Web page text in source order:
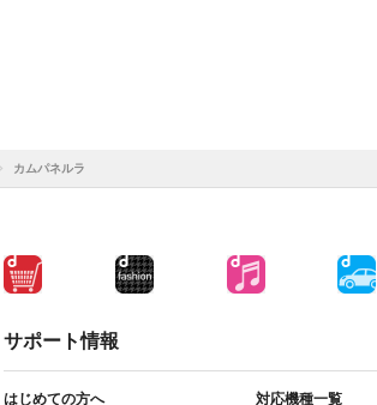
カムパネルラ
サポート情報
はじめての方へ
対応機種一覧